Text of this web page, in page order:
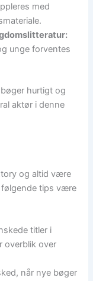
med
unge forventes
hurtigt og
aktør i denne
og altid være
følgende tips være
titler i
overblik over
når nye bøger